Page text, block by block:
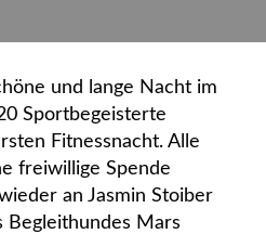
und lange Nacht im
Sportbegeisterte
Fitnessnacht. Alle
freiwillige Spende
an Jasmin Stoiber
Begleithundes Mars